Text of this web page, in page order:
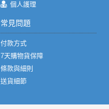
個人護理
常見問題
付款方式
7天購物貨保障
條款與細則
送貨細節